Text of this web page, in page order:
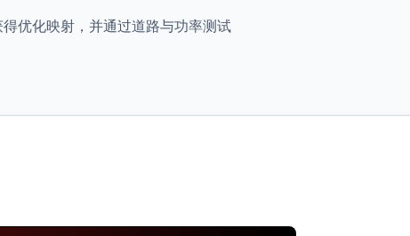
优化映射，并通过道路与功率测试